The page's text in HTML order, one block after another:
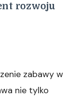
rozwoju
zabawy w
nie tylko